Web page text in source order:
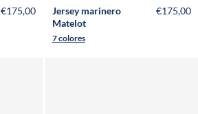
€175,00
Jersey marinero
Matelot
7 colores
€175,00